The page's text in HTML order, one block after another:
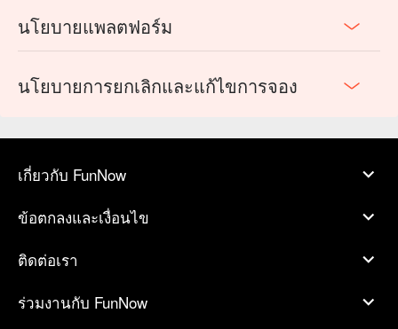
นโยบายแพลตฟอร์ม
นโยบายการยกเลิกและแก้ไขการจอง
เกี่ยวกับ FunNow
ข้อตกลงและเงื่อนไข
ติดต่อเรา
ร่วมงานกับ FunNow